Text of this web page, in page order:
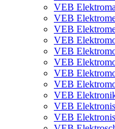
VEB
VEB
VEB
VEB
VEB
VEB
VEB
VEB
VEB
VEB
VEB